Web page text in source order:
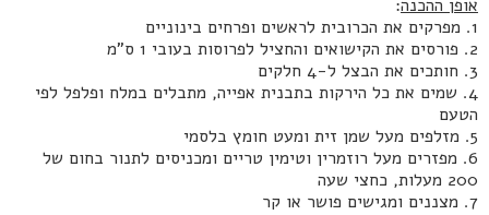
אופן ההכנה:
1. מפרקים את הכרובית לראשים ופרחים בינוניים
2. פורסים את הקישואים והחציל לפרוסות בעובי 1 ס"מ
3. חותכים את הבצל ל-4 חלקים
4. שמים את כל הירקות בתבנית אפייה, מתבלים במלח ופלפל לפי
הטעם
5. מזלפים מעל שמן זית ומעט חומץ בלסמי
6. מפזרים מעל רוזמרין וטימין טריים ומכניסים לתנור בחום של
200 מעלות, כחצי שעה
7. מצננים ומגישים פושר או קר